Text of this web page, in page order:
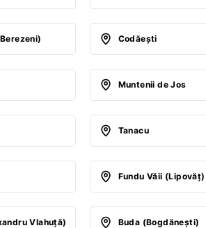
Codăeşti
Muntenii de Jos
Tanacu
Fundu Văii (Lipovăţ)
Vlahuţă) Buda (Bogdăneşti)